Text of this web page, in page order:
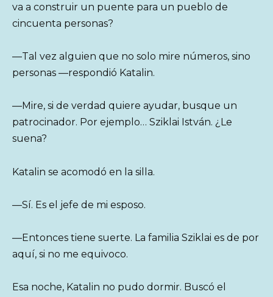
va a construir un puente para un pueblo de
cincuenta personas?
—Tal vez alguien que no solo mire números, sino
personas —respondió Katalin.
—Mire, si de verdad quiere ayudar, busque un
patrocinador. Por ejemplo… Sziklai István. ¿Le
suena?
Katalin se acomodó en la silla.
—Sí. Es el jefe de mi esposo.
—Entonces tiene suerte. La familia Sziklai es de por
aquí, si no me equivoco.
Esa noche, Katalin no pudo dormir. Buscó el